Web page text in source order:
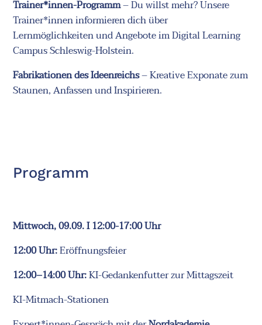
Trainer*innen-Programm– Du willst mehr? Unsere
Trainer*innen informieren dich über
Lernmöglichkeiten und Angebote im Digital Learning
Campus Schleswig-Holstein.
Fabrikationen des Ideenreichs– Kreative Exponate zum
Staunen, Anfassen und Inspirieren.
Programm
Mittwoch, 09.09. I 12:00-17:00 Uhr
12:00 Uhr:Eröffnungsfeier
12:00–14:00 Uhr:KI-Gedankenfutter zur Mittagszeit
KI-Mitmach-Stationen